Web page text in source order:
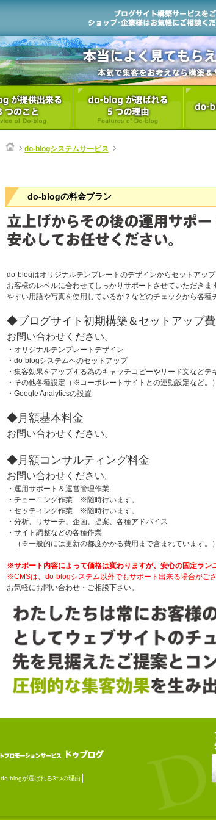
do-blogシステムサービス
do-blogの料金プラン
do-blogはオリジナルテンプレートのデザインからセットアッ
お客様のレベルに合わせてしっかりサポートさせていただき
やすい用語や写真を使用しているか？などのチェックから各種
◆ブログサイト初期構築＆セットアップ費
お問い合わせください。
・オリジナルテンプレートデザイン
・do-blogシステムへのセットアップ
・集客効果をアップする為のキャッチコピーやリード文などテ
・その他各種設定（※コーポレートサイトとの連動設定など。）
・Google Analyticsの設置
◆月額基本料金
お問い合わせください。
◆月額コンサルティング料金
お問い合わせください。
・運用サポート＆運営管理作業
・チューニング作業 ※随時行います。
・セッティング作業 ※随時行います。
・分析、リサーチ、企画、提案、各種アドバイス
・サイト調整などの各種作業
（※一般的には更新の都度かかる費用まで含まれています。）
※サポート内容によって価格は変わりますが、安心の固定ラン
※CMSは、do-blogシステム以外でもサポート出来る場合がござ
お気軽にお問い合わせ・ご相談下さい。
do-blogが選ばれる3つの理由